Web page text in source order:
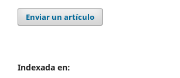
Enviar un artículo
Indexada en: